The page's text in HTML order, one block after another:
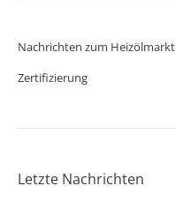
Nachrichten zum Heizölmarkt
Zertifizierung
Letzte Nachrichten